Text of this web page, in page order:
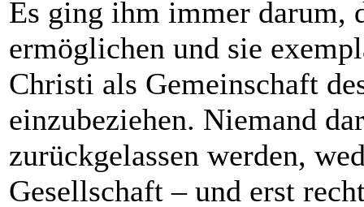
Es ging ihm immer darum,
ermöglichen und sie
Christi als Gemeinschaft
einzubeziehen. Niemand
zurückgelassen werden,
Gesellschaft – und erst